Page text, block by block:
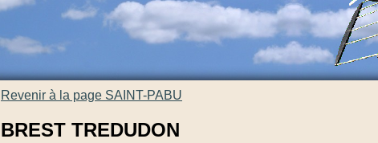
Revenir à la page SAINT-PABU
BREST TREDUDON